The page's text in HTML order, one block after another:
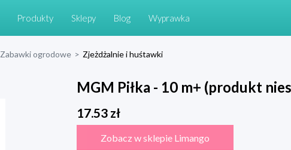
Produkty Sklepy Blog Wyprawka
Zabawki ogrodowe > Zjeżdżalnie i huśtawki
MGM Piłka - 10 m+ (produkt
17.53zł
Zobacz w sklepie Limango